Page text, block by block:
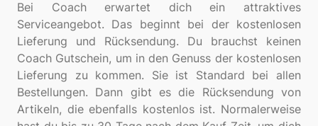
Bei Coach erwartet dich ein attraktives
Serviceangebot. Das beginnt bei der kostenlosen
Lieferung und Rücksendung. Du brauchst keinen
Coach Gutschein, um in den Genuss der kostenlosen
Lieferung zu kommen. Sie ist Standard bei allen
Bestellungen. Dann gibt es die Rücksendung von
Artikeln, die ebenfalls kostenlos ist. Normalerweise